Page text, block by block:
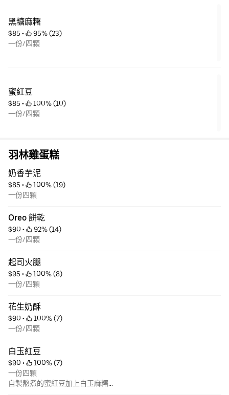
黑糖麻糬
$85 •
95% (23)
一份/四顆
蜜紅豆
$85 •
100% (10)
一份/四顆
羽林雞蛋糕
奶香芋泥
$85 •
100% (19)
一份四顆
Oreo 餅乾
$90 •
92% (14)
一份/四顆
起司火腿
$95 •
100% (8)
一份/四顆
花生奶酥
$90 •
100% (7)
一份/四顆
白玉紅豆
$90 •
100% (7)
一份四顆
自製熬煮的蜜紅豆加上白玉麻糬